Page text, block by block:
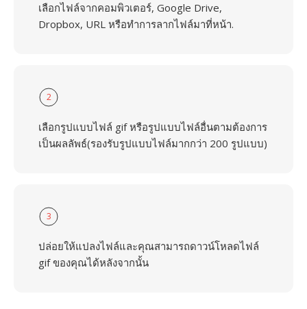
เลือกไฟล์จากคอมพิวเตอร์, Google Drive,
Dropbox, URL หรือทำการลากไฟล์มาที่หน้า.
2
เลือกรูปแบบไฟล์ gif หรือรูปแบบไฟล์อื่นตามต้องการ
เป็นผลลัพธ์(รองรับรูปแบบไฟล์มากกว่า 200 รูปแบบ)
3
ปล่อยให้แปลงไฟล์และคุณสามารถดาวน์โหลดไฟล์
gif ของคุณได้หลังจากนั้น